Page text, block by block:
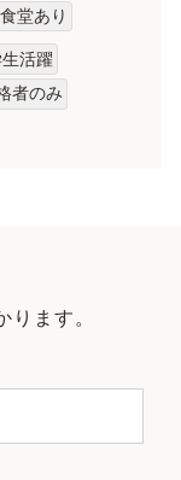
食堂あり
活躍
者のみ
ります。